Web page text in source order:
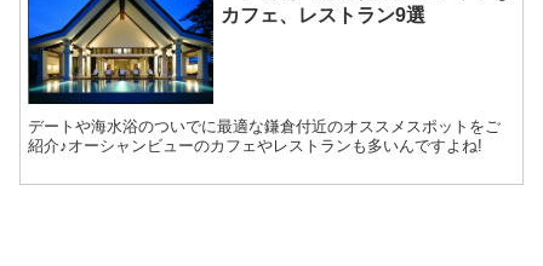
カフェ、レストラン9選
デートや海水浴のついでに最適な鎌倉付近のオススメスポットをご
紹介♪オーシャンビューのカフェやレストランも多いんですよね!